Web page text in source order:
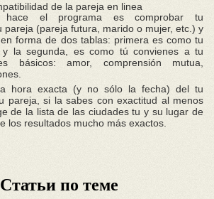
de la pareja en linea
el programa es comprobar tu
pareja (pareja futura, marido o mujer, etc.) y
forma de dos tablas: primera es como tu
y la segunda, es como tú convienes a tu
básicos: amor, comprensión mutua,
hora exacta (y no sólo la fecha) del tu
pareja, si la sabes con exactitud al menos
de la lista de las ciudades tu y su lugar de
los resultados mucho más exactos.
Статьи по теме